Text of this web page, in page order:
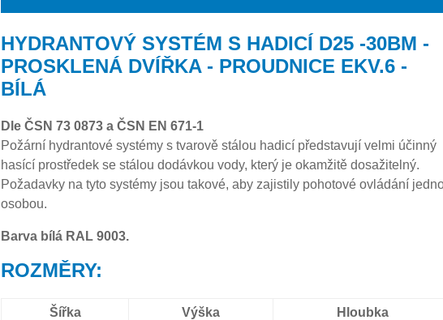
HYDRANTOVÝ SYSTÉM S HADICÍ D25 -30BM -
PROSKLENÁ DVÍŘKA - PROUDNICE EKV.6 -
BÍLÁ
Dle ČSN 73 0873 a ČSN EN 671-1
Požární hydrantové systémy s tvarově stálou hadicí představují velmi účinný
hasící prostředek se stálou dodávkou vody, který je okamžitě dosažitelný.
Požadavky na tyto systémy jsou takové, aby zajistily pohotové ovládání
osobou.
Barva bílá RAL 9003.
ROZMĚRY:
Šířka Výška Hloubka